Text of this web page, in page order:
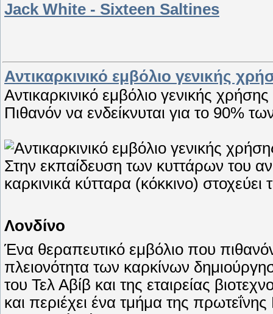
Jack White - Sixteen Saltines
Αντικαρκινικό εμβόλιο γενικής
Αντικαρκινικό εμβόλιο γενικής χρήσης
Πιθανόν να ενδείκνυται για το 90%
Στην εκπαίδευση των κυττάρων του
καρκινικά κύτταρα (κόκκινο)
Λονδίνο
Ένα θεραπευτικό εμβόλιο που
πλειονότητα των καρκίνων
του Τελ Αβίβ και της εταιρείας
και περιέχει ένα τμήμα της